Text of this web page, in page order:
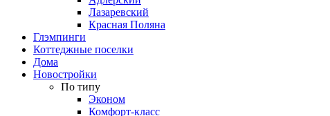
Лазаревский
Красная Поляна
Глэмпинги
Коттеджные поселки
Дома
Новостройки
По типу
Эконом
Комфорт-класс